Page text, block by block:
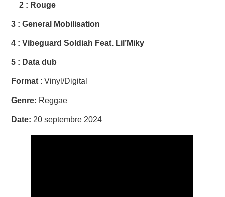
2 : Rouge
3 : General Mobilisation
4 : Vibeguard Soldiah Feat. Lil’Miky
5 : Data dub
Format : Vinyl/Digital
Genre: Reggae
Date: 20 septembre 2024